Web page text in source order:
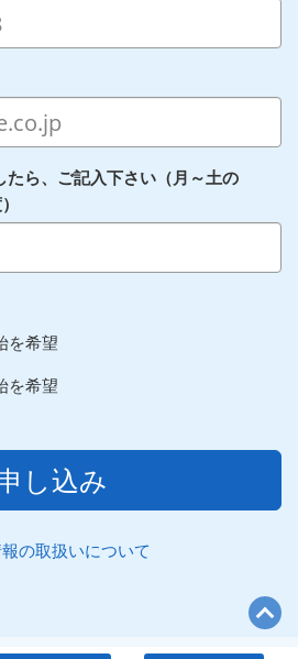
ら、ご記入下さい（月～土の
を希望
を希望
し込み
の取扱いについて